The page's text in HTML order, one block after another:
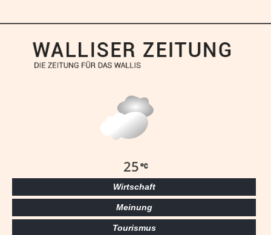
25
Wirtschaft
Meinung
Tourismus